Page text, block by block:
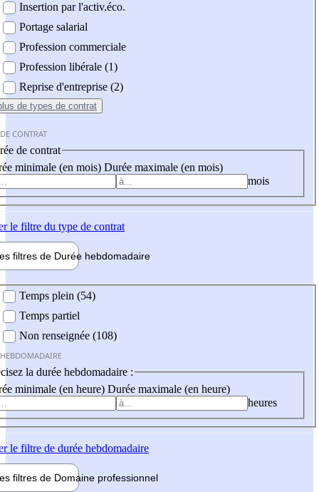
Insertion par l'activ.éco.
Portage salarial
Profession commerciale
Profession libérale (1)
Reprise d'entreprise (2)
de types de contrat
CONTRAT
de contrat
minimale (en mois) Durée maximale (en mois)
mois
le filtre du type de contrat
filtres de Durée hebdomadaire
Temps plein (54)
Temps partiel
Non renseignée (108)
la durée hebdomadaire :
minimale (en heure) Durée maximale (en heure)
heures
le filtre de durée hebdomadaire
filtres de Domaine professionnel